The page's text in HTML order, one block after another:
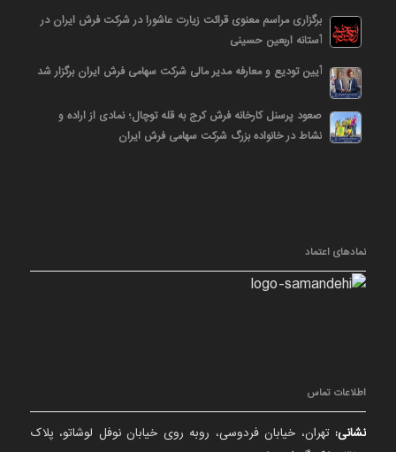
برگزاری مراسم معنوی قرائت زیارت عاشورا در شرکت فرش ایران در
آستانه اربعین حسینی
آیین تودیع و معارفه مدیر مالی شرکت سهامی فرش ایران برگزار شد
صعود پرسنل کارخانه فرش کرج به قله توچال؛ نمادی از اراده و
نشاط در خانواده بزرگ شرکت سهامی فرش ایران
نمادهای اعتماد
اطلاعات تماس
نشانی: تهران، خیابان فردوسی، روبه روی خیابان نوفل لوشاتو، پلاک